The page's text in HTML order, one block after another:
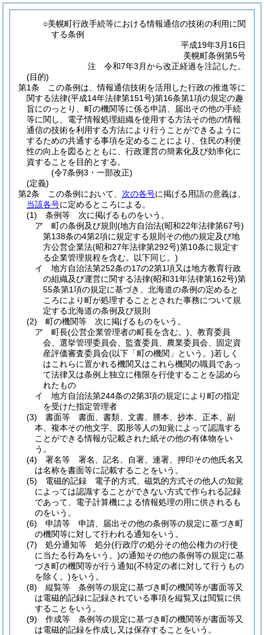
○美幌町行政手続等における情報通信の技術の利用に関
する条例
平成19年3月16日
美幌町条例第5号
注 令和7年3月から改正経過を注記した。
(目的)
第1条
この条例は、情報通信技術を活用した行政の推進等に
関する法律(平成14年法律第151号)第16条第1項の規定の趣
旨にのっとり、町の機関等に係る申請、届出その他の手続
等に関し、電子情報処理組織を使用する方法その他の情報
通信の技術を利用する方法により行うことができるように
するための共通する事項を定めることにより、住民の利便
性の向上を図るとともに、行政運営の簡素化及び効率化に
資することを目的とする。
(令7条例3・一部改正)
(定義)
第2条
この条例において、 次の各号に掲げる用語の意義は、
当該各号に定めるところによる。
(1)
条例等 次に掲げるものをいう。
ア
町の条例及び規則 (地方自治法(昭和22年法律第67号)
第138条の4第2項に規定する規則その他の規定及び地
方公営企業法(昭和27年法律第292号)第10条に規定す
る企業管理規程を含む。以下同じ。)
イ
地方自治法第252条の17の2第1項又は地方教育行政
の組織及び運営に関する法律(昭和31年法律第162号)第
55条第1項の規定に基づき、北海道の条例の定めると
ころにより町が処理することとされた事務について規
定する北海道の条例及び規則
(2)
町の機関等 次に掲げるものをいう。
ア
町長(公営企業管理者の町長を含む。) 、教育委員
会、選挙管理委員会、監査委員、農業委員会、固定資
産評価審査委員会(以下「町の機関」という。)若しく
はこれらに置かれる機関又はこれら機関の職員であっ
て法律又は条例上独立に権限を行使することを認めら
れたもの
イ
地方自治法第244条の2第3項の規定により町の指定
を受けた指定管理者
(3)
書面等 書面、書類、文書、謄本、抄本、正本、副
本、複本その他文字、図形等人の知覚によって認識する
ことができる情報が記載された紙その他の有体物をい
う。
(4)
署名等 署名、記名、自署、連署、押印その他氏名又
は名称を書面等に記載することをいう。
(5)
電磁的記録 電子的方式、磁気的方式その他人の知覚
によっては認識することができない方式で作られる記録
であって、電子計算機による情報処理の用に供されるも
のをいう。
(6)
申請等 申請、届出その他の条例等の規定に基づき町
の機関等に対して行われる通知をいう。
(7)
処分通知等 処分(行政庁の処分その他公権力の行使
に当たる行為をいう。)の通知その他の条例等の規定に基
づき町の機関等が行う通知(不特定の者に対して行うもの
を除く。)をいう。
(8)
縦覧等 条例等の規定に基づき町の機関等が書面等又
は電磁的記録に記録されている事項を縦覧又は閲覧に供
することをいう。
(9)
作成等 条例等の規定に基づき町の機関等が書面等又
は電磁的記録を作成し又は保存することをいう。